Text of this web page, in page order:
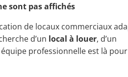
sont pas affichés
de locaux commerciaux
d’un local à louer, d’un
professionnelle est là pour